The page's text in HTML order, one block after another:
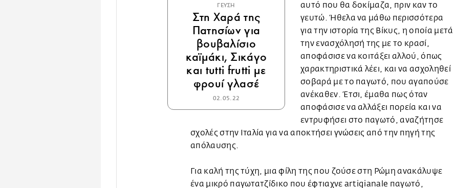
ΓΕΥΣΗ
Στη Χαρά της
Πατησίων για
βουβαλίσιο
καϊμάκι, Σικάγο
και tutti frutti με
φρουί γλασέ
02.05.22
αυτό που θα δοκίμαζα, πριν καν το
γευτώ. Ήθελα να μάθω περισσότερα
για την ιστορία της Βίκυς, η οποία μετά
την ενασχόλησή της με το κρασί,
αποφάσισε να κοιτάξει αλλού, όπως
χαρακτηριστικά λέει, και να ασχοληθεί
σοβαρά με το παγωτό, που αγαπούσε
ανέκαθεν. Έτσι, έμαθα πως όταν
αποφάσισε να αλλάξει πορεία και να
εντρυφήσει στο παγωτό, αναζήτησε
σχολές στην Ιταλία για να αποκτήσει γνώσεις από την πηγή της
απόλαυσης.
Για καλή της τύχη, μια φίλη της που ζούσε στη Ρώμη ανακάλυψε
ένα μικρό παγωτατζίδικο που έφτιαχνε artigianale παγωτό,